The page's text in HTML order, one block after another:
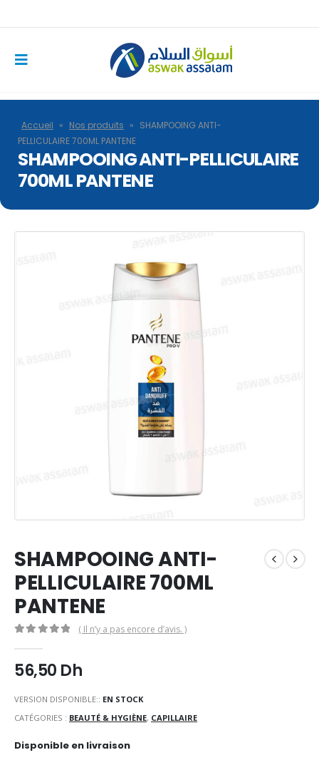
Accueil » Nos produits » SHAMPOOING ANTI-
PELLICULAIRE 700ML PANTENE
SHAMPOOING ANTI-PELLICULAIRE
700ML PANTENE
SHAMPOOING ANTI-
PELLICULAIRE 700ML
PANTENE
( Il n’y a pas encore d’avis. )
56,50 Dh
VERSION DISPONIBLE:: EN STOCK
CATÉGORIES : BEAUTÉ & HYGIÈNE, CAPILLAIRE
Disponible en livraison